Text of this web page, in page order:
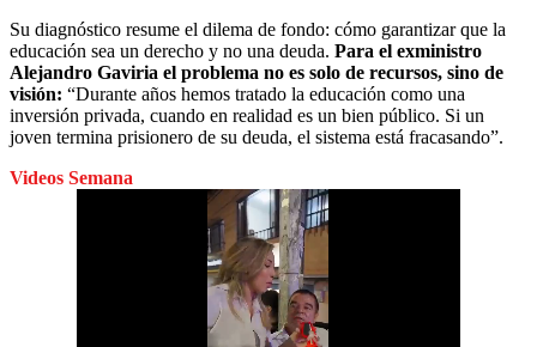
Su diagnóstico resume el dilema de fondo: cómo garantizar que la
educación sea un derecho y no una deuda. Para el exministro
Alejandro Gaviria el problema no es solo de recursos, sino de
visión: “Durante años hemos tratado la educación como una
inversión privada, cuando en realidad es un bien público. Si un
joven termina prisionero de su deuda, el sistema está fracasando”.
Videos Semana